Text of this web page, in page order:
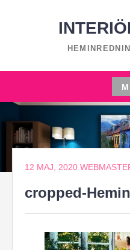
Hoppa
till
innehåll
12 MAJ, 2020
cropped-